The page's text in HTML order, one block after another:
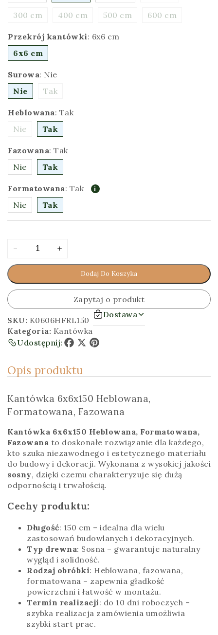
300 cm 400 cm 500 cm 600 cm
Przekrój kantówki: 6x6 cm
6x6 cm
Surowa: Nie
Nie
Tak
Heblowana: Tak
Nie
Tak
Fazowana: Tak
Nie
Tak
Formatowana: Tak
Nie
Tak
-
Kantówka
6x6x150
[cm]
Heblowana,
Formatowana,
Fazowana
+
Dodaj Do Koszyka
Alternative:
Zapytaj o produkt
SKU: K0606HFRL150
Kategoria: Kantówka
Dostawa
Udostępnij:
Opis produktu
Kantówka 6x6x150 Heblowana,
Formatowana, Fazowana
Kantówka 6x6x150 Heblowana, Formatowana,
Fazowana to doskonałe rozwiązanie dla każdego,
kto szuka niezawodnego i estetycznego materiału
do budowy i dekoracji. Wykonana z wysokiej jakości
sosny, dzięki czemu charakteryzuje się dużą
odpornością i trwałością.
Cechy produktu:
Długość: 150 cm – idealna dla wielu
zastosowań budowlanych i dekoracyjnych.
Typ drewna: Sosna – gwarantuje naturalny
wygląd i solidność.
Rodzaj obróbki: Heblowana, fazowana,
formatowana – zapewnia gładkość
powierzchni i łatwość w montażu.
Termin realizacji: do 10 dni roboczych –
szybka realizacja zamówienia umożliwia
szybki start prac.